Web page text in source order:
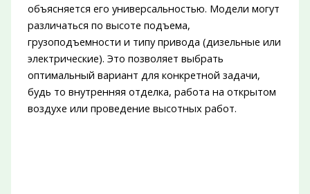
объясняется его универсальностью. Модели могут
различаться по высоте подъема,
грузоподъемности и типу привода (дизельные или
электрические). Это позволяет выбрать
оптимальный вариант для конкретной задачи,
будь то внутренняя отделка, работа на открытом
воздухе или проведение высотных работ.